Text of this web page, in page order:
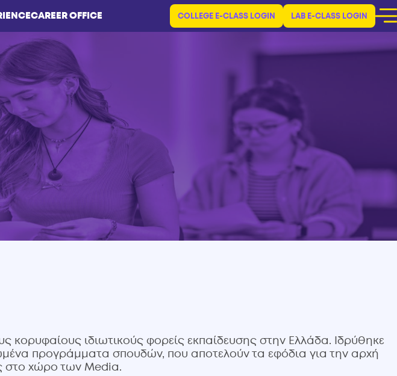
CAREER OFFICE COLLEGE E-CLASS LOGIN LAB E-CLASS LOGIN
κορυφαίους ιδιωτικούς φορείς εκπαίδευσης στην Ελλάδα. Ιδρύθηκε
προγράμματα σπουδών, που αποτελούν τα εφόδια για την αρχή
στο χώρο των Media.